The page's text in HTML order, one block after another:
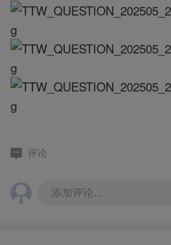
评论
添加评论...